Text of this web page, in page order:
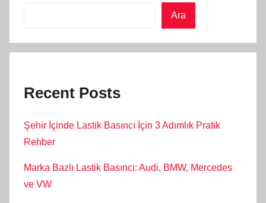
Ara
Recent Posts
Şehir İçinde Lastik Basıncı İçin 3 Adımlık Pratik
Rehber
Marka Bazlı Lastik Basıncı: Audi, BMW, Mercedes
ve VW